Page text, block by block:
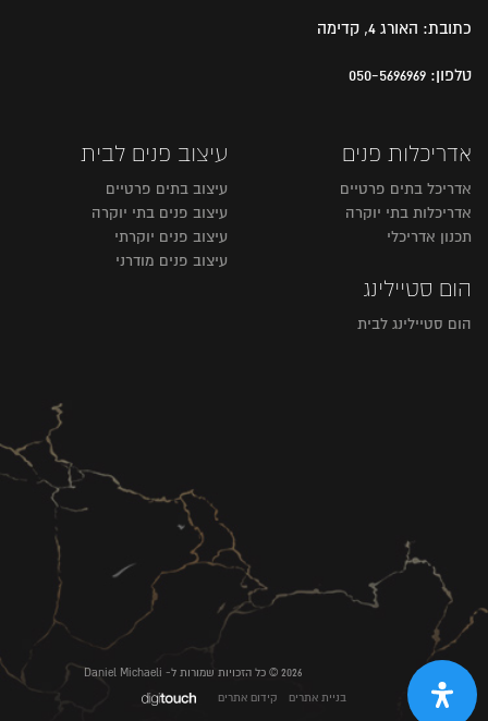
כתובת: האורג 4, קדימה
טלפון: 050-5696969
אדריכלות פנים
אדריכל בתים פרטיים
אדריכלות בתי יוקרה
תכנון אדריכלי
עיצוב פנים לבית
עיצוב בתים פרטיים
עיצוב פנים בתי יוקרה
עיצוב פנים יוקרתי
עיצוב פנים מודרני
הום סטיילינג
הום סטיילינג לבית
2026 © כל הזכויות שמורות ל- Daniel Michaeli
בניית אתרים
קידום אתרים